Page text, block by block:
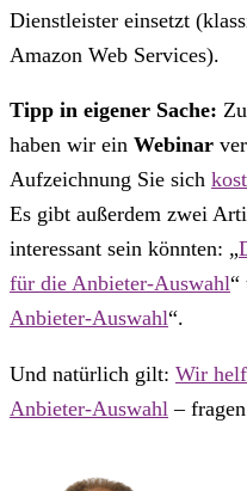
Dienstleister einsetzt
Amazon Web Services).
Tipp in eigener Sache:
haben wir ein Webinar
Aufzeichnung Sie sich
Es gibt außerdem zwei
interessant sein könnten: „
für die Anbieter-Auswahl“
Anbieter-Auswahl“.
Und natürlich gilt: Wir
Anbieter-Auswahl –